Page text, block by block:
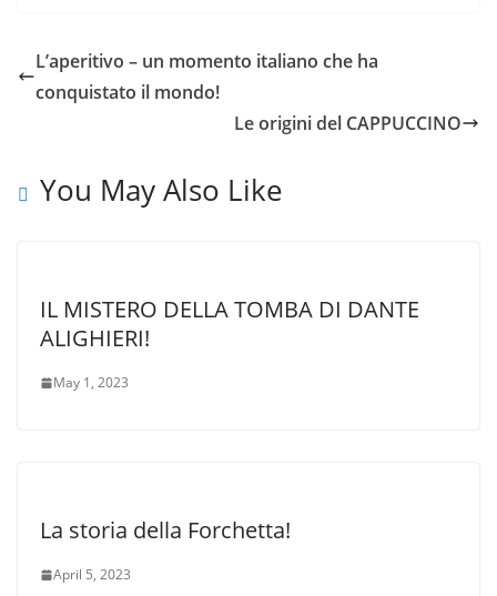
L’aperitivo – un momento italiano che ha
conquistato il mondo!
Le origini del CAPPUCCINO
You May Also Like
IL MISTERO DELLA TOMBA DI DANTE
ALIGHIERI!
May 1, 2023
La storia della Forchetta!
April 5, 2023